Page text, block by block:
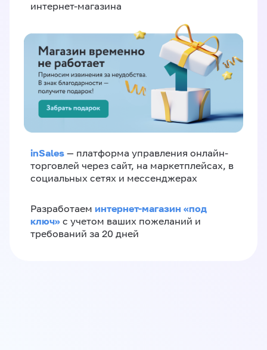
интернет-магазина
inSales — платформа управления онлайн-
торговлей через сайт, на маркетплейсах, в
социальных сетях и мессенджерах
Разработаем интернет-магазин «‎под
ключ»‎ с учетом ваших пожеланий и
требований за 20 дней